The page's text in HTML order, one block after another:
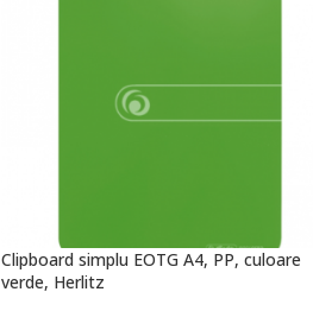
Clipboard simplu EOTG A4, PP, culoare
verde, Herlitz